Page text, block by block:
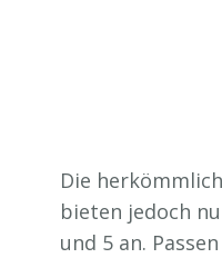
Die
bieten jedoch
und 5 an.